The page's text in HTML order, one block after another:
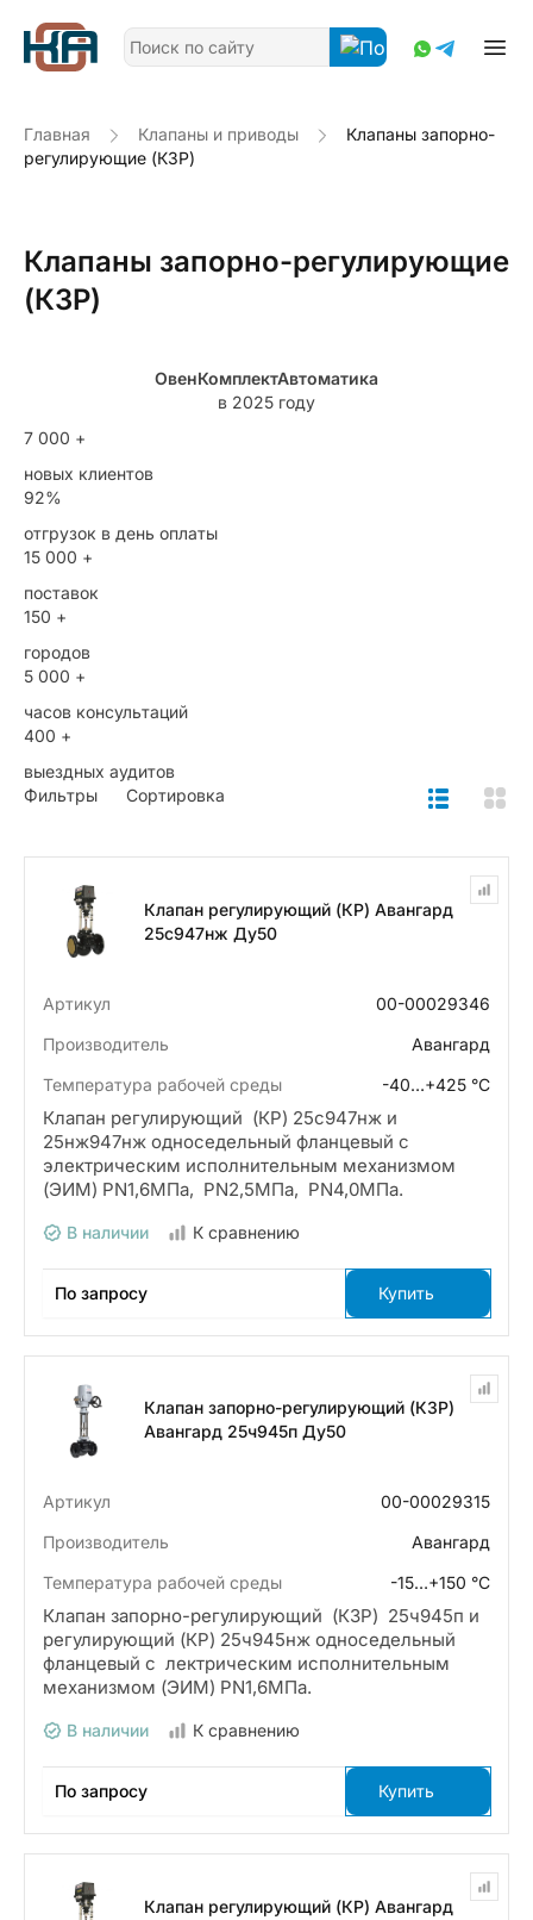
Главная Клапаны и приводы
Клапаны запорно-
регулирующие (КЗР)
Клапаны запорно-регулирующие
(КЗР)
ОвенКомплектАвтоматика
в 2025 году
7 000 +
новых клиентов
92%
отгрузок в день оплаты
15 000 +
поставок
150 +
городов
5 000 +
часов консультаций
400 +
выездных аудитов
Фильтры
Сортировка
Клапан регулирующий (КР) Авангард
25с947нж Ду50
Артикул
00-00029346
Производитель
Авангард
Температура рабочей среды
-40…+425 °С
Клапан регулирующий (КР) 25с947нж и
25нж947нж односедельный фланцевый с
электрическим исполнительным механизмом
(ЭИМ) PN1,6МПа, PN2,5МПа, PN4,0МПа.
В наличии К сравнению
По запросу Купить
Клапан запорно-регулирующий (КЗР)
Авангард 25ч945п Ду50
Артикул
00-00029315
Производитель
Авангард
Температура рабочей среды
-15…+150 °С
Клапан запорно-регулирующий (КЗР) 25ч945п и
регулирующий (КР) 25ч945нж односедельный
фланцевый с лектрическим исполнительным
механизмом (ЭИМ) PN1,6МПа.
В наличии К сравнению
По запросу Купить
Клапан регулирующий (КР) Авангард